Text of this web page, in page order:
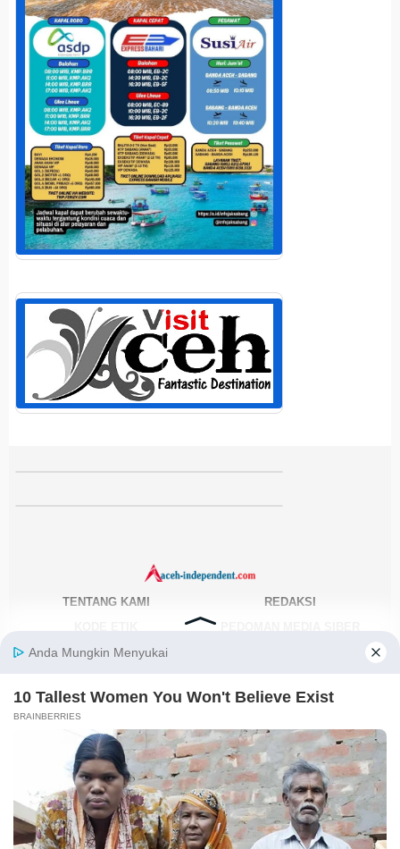
TENTANG KAMI
REDAKSI
DISCLAIMER
JARINGAN SOCIAL
Youtube
RSS
@2021-2026 PT. GLOBAL BERKAH MULTIMEDIA